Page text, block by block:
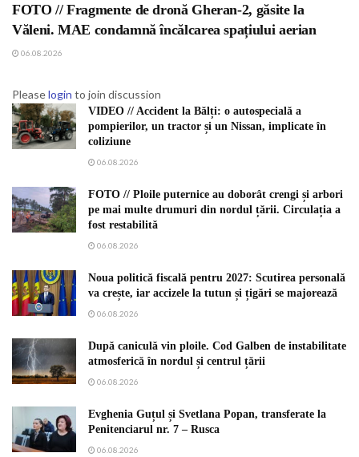
FOTO // Fragmente de dronă Gheran-2, găsite la
Văleni. MAE condamnă încălcarea spațiului aerian
06.08.2026
Pleaselogin to join discussion
VIDEO // Accident la Bălți: o autospecială a
pompierilor, un tractor și un Nissan, implicate în
coliziune
06.08.2026
FOTO // Ploile puternice au doborât crengi și arbori
pe mai multe drumuri din nordul țării. Circulația a
fost restabilită
06.08.2026
Noua politică fiscală pentru 2027: Scutirea personală
va crește, iar accizele la tutun și țigări se majorează
06.08.2026
După caniculă vin ploile. Cod Galben de instabilitate
atmosferică în nordul și centrul țării
06.08.2026
Evghenia Guțul și Svetlana Popan, transferate la
Penitenciarul nr. 7 – Rusca
06.08.2026